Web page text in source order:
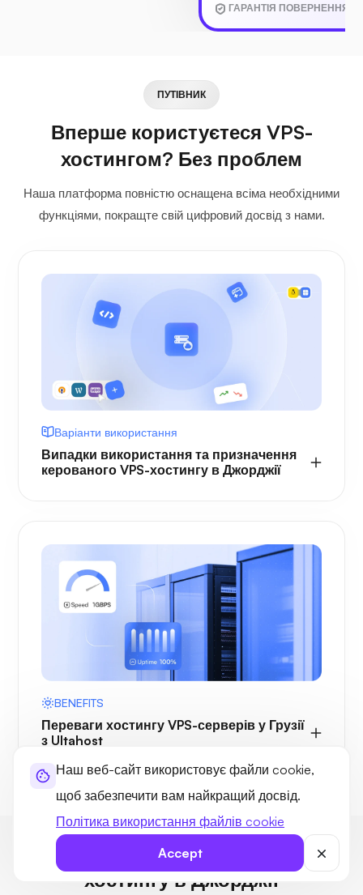
Наш веб-сайт використовує файли cookie,
щоб забезпечити вам найкращий досвід.
Політика використання файлів cookie
Accept
ГАРАНТІЯ ПОВЕРНЕННЯ
ПУТІВНИК
Вперше користуєтеся VPS-
хостингом? Без проблем
Наша платформа повністю оснащена всіма необхідними
функціями, покращте свій цифровий досвід з нами.
Варіанти використання
Випадки використання та призначення
керованого VPS-хостингу в Джорджії
BENEFITS
Переваги хостингу VPS-серверів у Грузії
з Ultahost
Найчастіші питання щодо VPS-
хостингу в Джорджії